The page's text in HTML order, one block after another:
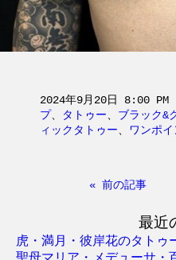
2024年9月20日 8:00 PM
プ、 タトゥー、 ブラック&
ィックタトゥー、 ワンポ
« 前の記事
最近
虎・満月・彼岸花のタト